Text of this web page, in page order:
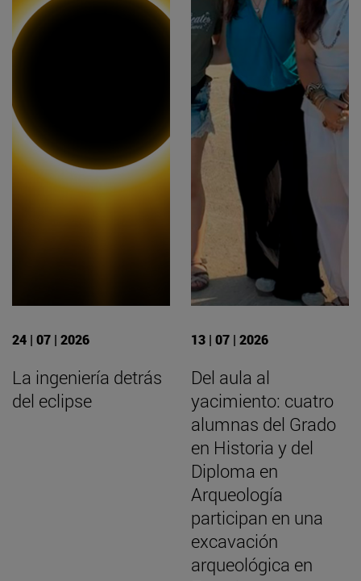
24 | 07 | 2026
La ingeniería detrás
del eclipse
13 | 07 | 2026
Del aula al
yacimiento: cuatro
alumnas del Grado
en Historia y del
Diploma en
Arqueología
participan en una
excavación
arqueológica en